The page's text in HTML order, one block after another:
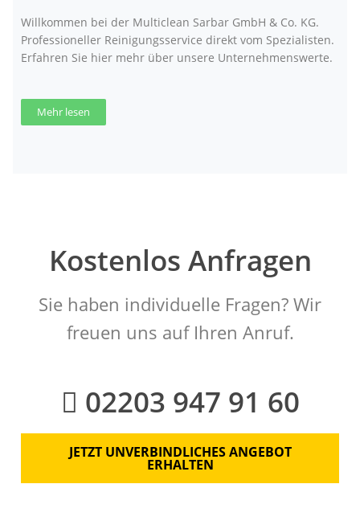
Willkommen bei der Multiclean Sarbar GmbH & Co. KG.
Professioneller Reinigungsservice direkt vom Spezialisten.
Erfahren Sie hier mehr über unsere Unternehmenswerte.
Mehr lesen
Kostenlos Anfragen
Sie haben individuelle Fragen? Wir
freuen uns auf Ihren Anruf.
02203 947 91 60
JETZT UNVERBINDLICHES ANGEBOT
ERHALTEN